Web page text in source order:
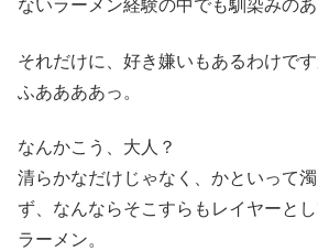
ないラーメン経験の中でも馴染みのあ
それだけに、好き嫌いもあるわけです
ふああああっ。
なんかこう、大人？
清らかなだけじゃなく、かといって
ず、なんならそこすらもレイヤーとし
ラーメン。